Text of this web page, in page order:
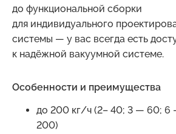
до функциональной сборки
для индивидуального
системы — у вас всегда есть
к надёжной вакуумной системе.
Особенности и преимущества
до 200 кг/ч (2– 40; 3 — 60; 6
200)